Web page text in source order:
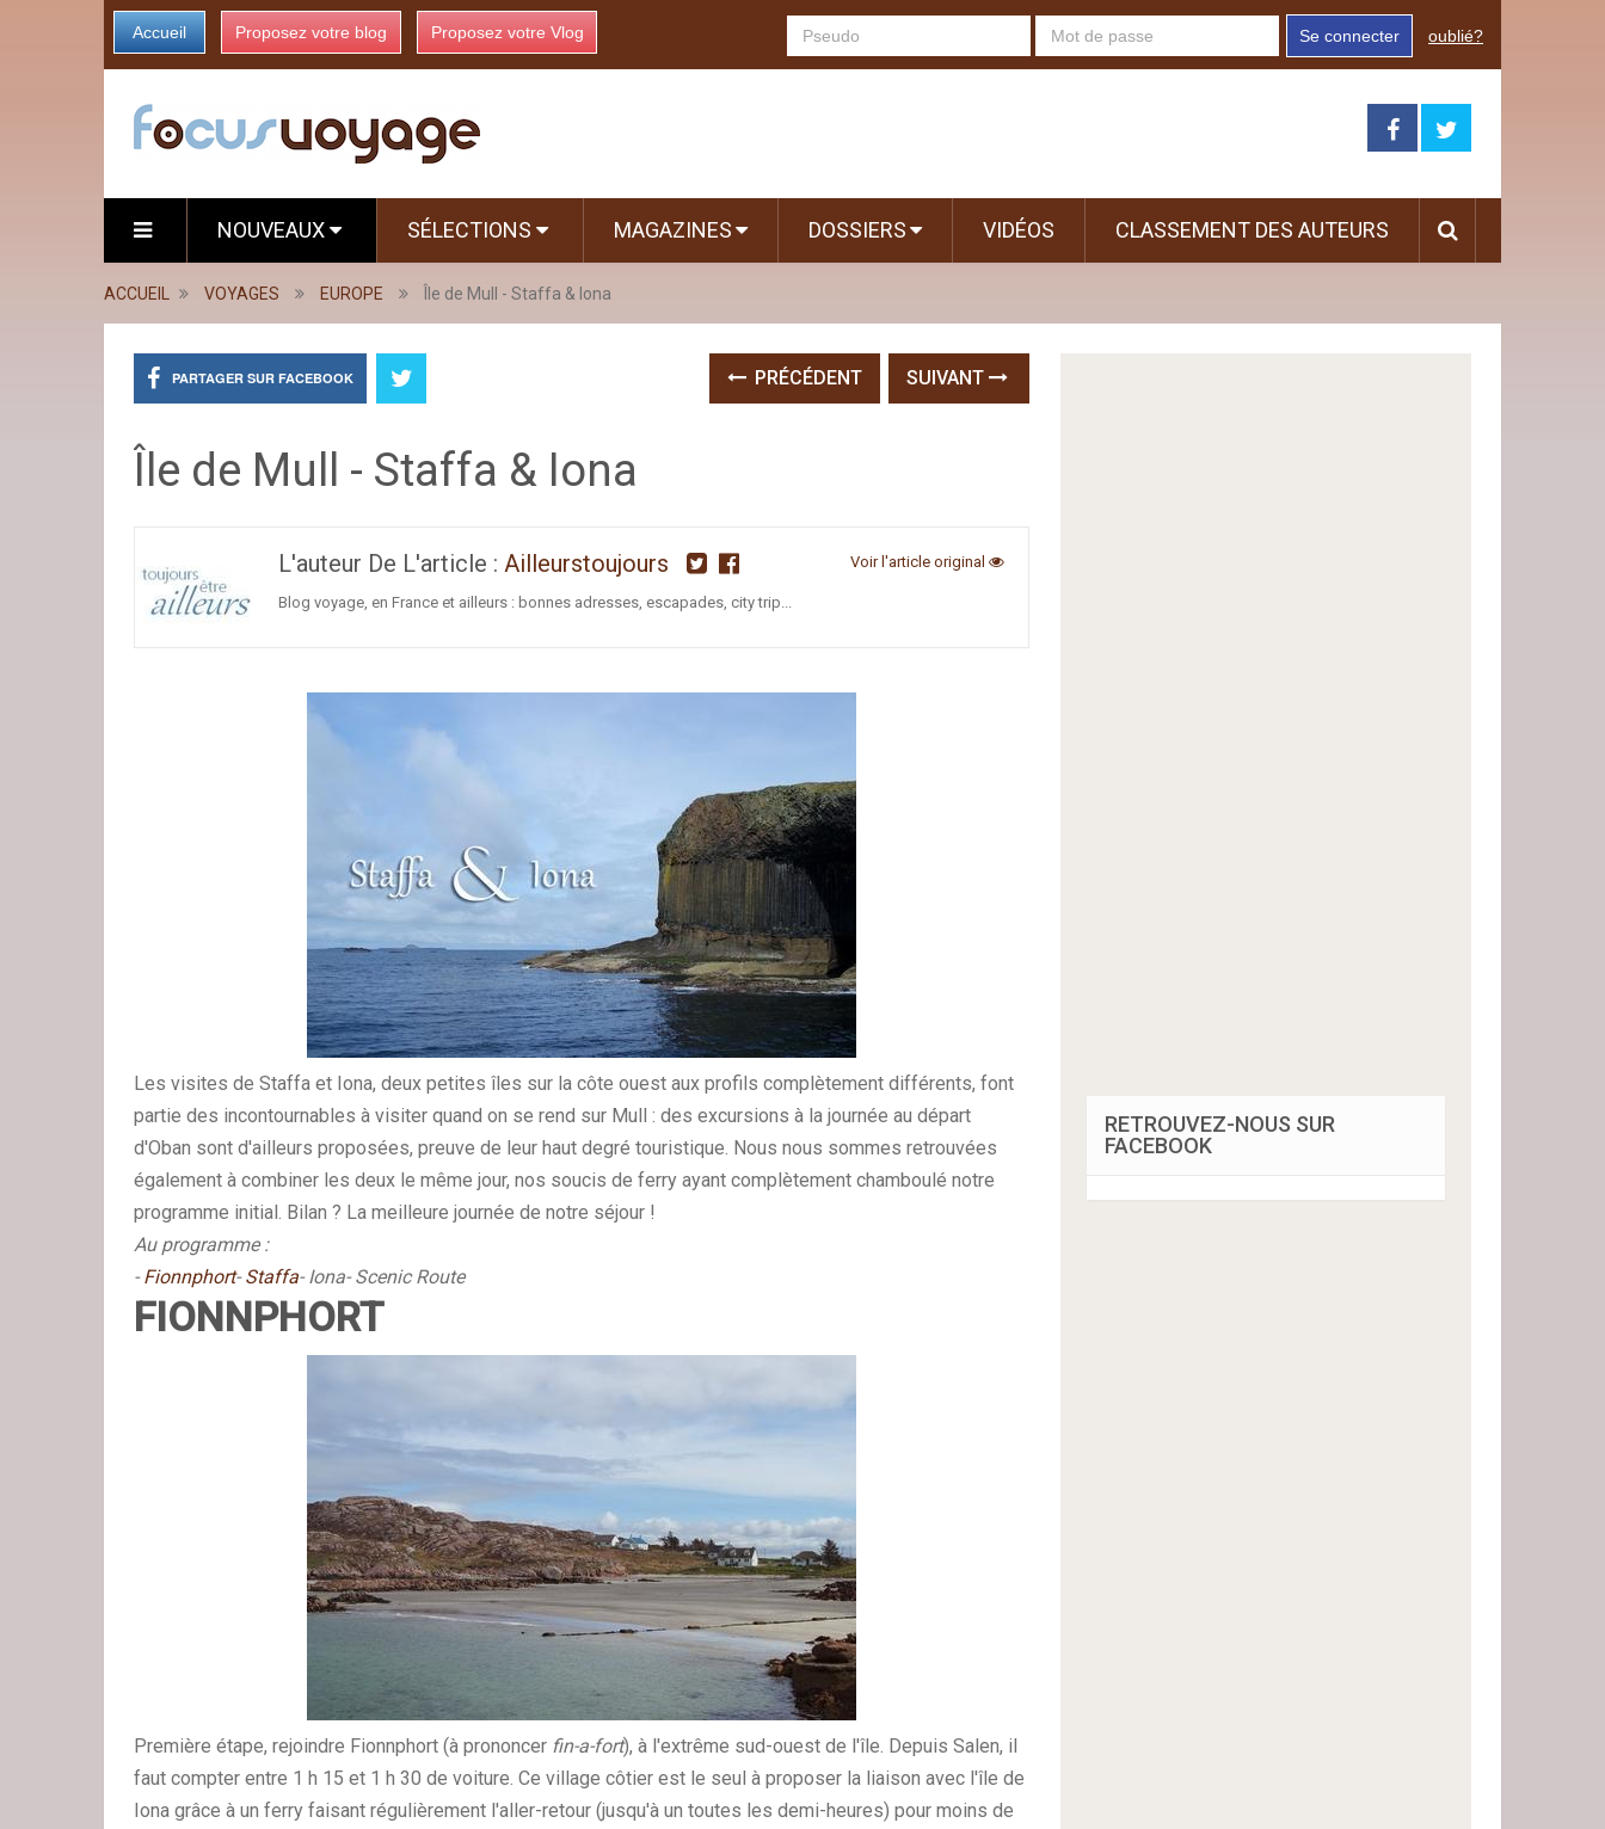
Accueil Proposez votre blog Proposez votre Vlog Se connecter oublié?
NOUVEAUX SÉLECTIONS MAGAZINES DOSSIERS VIDÉOS CLASSEMENT DES AUTEURS
ACCUEIL VOYAGES EUROPE Île de Mull - Staffa & Iona
PARTAGER SUR FACEBOOK PRÉCÉDENT SUIVANT
Île de Mull - Staffa & Iona
L'auteur De L'article : Ailleurstoujours Voir l'article original
Blog voyage, en France et ailleurs : bonnes adresses, escapades, city trip...
Les visites de Staffa et Iona, deux petites îles sur la côte ouest aux profils complètement différents, font
partie des incontournables à visiter quand on se rend sur Mull : des excursions à la journée au départ
d'Oban sont d'ailleurs proposées, preuve de leur haut degré touristique. Nous nous sommes retrouvées
également à combiner les deux le même jour, nos soucis de ferry ayant complètement chamboulé notre
programme initial. Bilan ? La meilleure journée de notre séjour !
Au programme :
-Fionnphort-Staffa- Iona- Scenic Route
FIONNPHORT
Première étape, rejoindre Fionnphort (à prononcer fin-a-fort), à l'extrême sud-ouest de l'île. Depuis Salen, il
faut compter entre 1 h 15 et 1 h 30 de voiture. Ce village côtier est le seul à proposer la liaison avec l'île de
Iona grâce à un ferry faisant régulièrement l'aller-retour (jusqu'à un toutes les demi-heures) pour moins de
RETROUVEZ-NOUS SUR
FACEBOOK